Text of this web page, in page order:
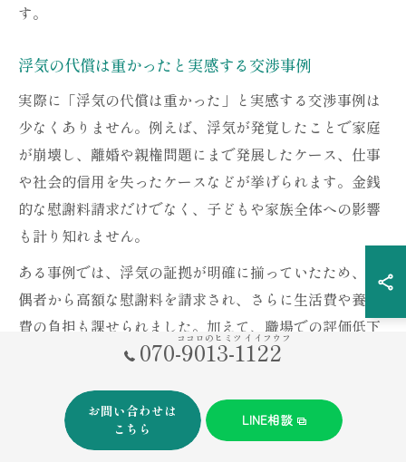
す。
浮気の代償は重かったと実感する交渉事例
実際に「浮気の代償は重かった」と実感する交渉事例は
少なくありません。例えば、浮気が発覚したことで家庭
が崩壊し、離婚や親権問題にまで発展したケース、仕事
や社会的信用を失ったケースなどが挙げられます。金銭
的な慰謝料請求だけでなく、子どもや家族全体への影響
も計り知れません。
ある事例では、浮気の証拠が明確に揃っていたため、配
偶者から高額な慰謝料を請求され、さらに生活費や養育
費の負担も課せられました。加えて、職場での評価低下
や友人関係の悪化といった二次的被害も発生しました。
このような現実を目の当たりにし、「浮気の代償は大き
い」と痛感する人が多いのが実情です。交渉の過程で自
分にとって本当に守るべきものや、今後の人生設計を改
070-9013-1122
ココロのヒミツ イイフウフ
お問い合わせは
こちら
LINE相談